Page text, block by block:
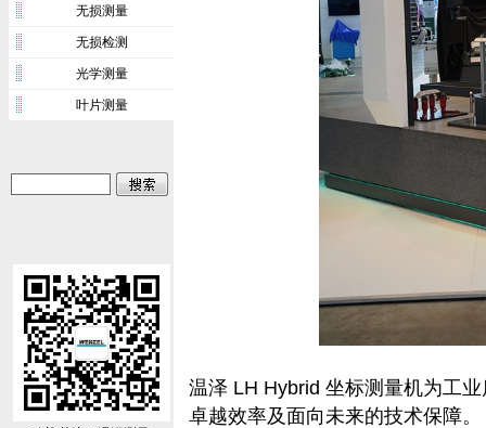
无损测量
无损检测
光学测量
叶片测量
温泽 LH Hybrid 坐标测量机为工
卓越效率及面向未来的技术保障。